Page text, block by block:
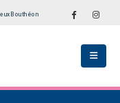
Bouthéon